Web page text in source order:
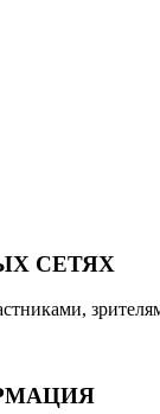
СЕТЯХ